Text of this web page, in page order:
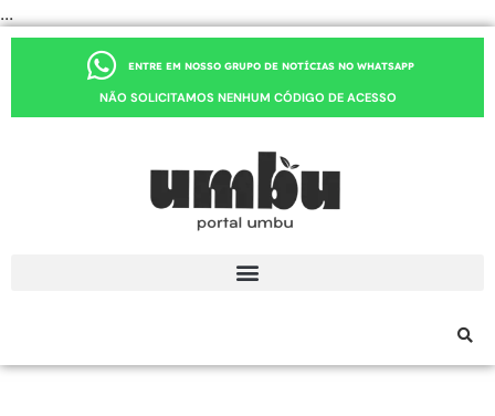
...
ENTRE EM NOSSO GRUPO DE NOTÍCIAS NO WHATSAPP
NÃO SOLICITAMOS NENHUM CÓDIGO DE ACESSO